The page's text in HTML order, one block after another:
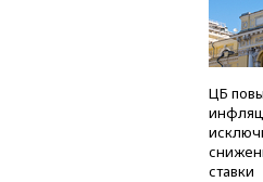
ЦБ
ставки